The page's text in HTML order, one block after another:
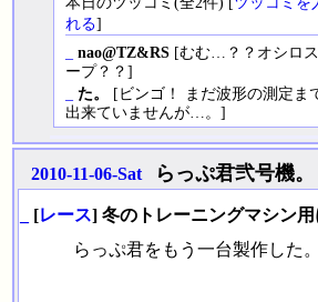
れる]
nao@TZ&RS[むむ…？？オシロ
ープ？？]
た。
[ビンゴ！ まだ波形の測定ま
出来ていませんが…。]
2010-11-06-Sat らっぷ君弐号機。
[レース] 冬のトレーニングマシン用
らっぷ君をもう一台製作した。